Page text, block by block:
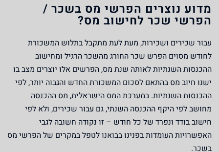
מדוע נוצרים הפרשי מס בשכר /
הפרשי שכר לחישוב מס?
עבור שכירים ושכירות, מעת לעת מתקבל בתלוש המשכורת
לחודש מסוים הפרש שכר החורג מהשכר הרגיל ומחישוב
ההכנסות השנתיות לאותה שנת מס, הפרשים אלו יוצרים מצב בו
ישנו חיוב מס בהתאם לסכום המשכורת החדש והגבוה יותר, לפי
ההכנסות השנתיות. במערכת המס הישראלית, מס ההכנסה
מחושב לפי היקף ההכנסה השנתי, גם עבור שכירים, ולא לפי
חישוב בודד ונפרד של כל חודש – זו נקודה חשובה לגבי
האפשרויות העומדות בפנינו בבואנו לטפל במקרים של הפרשי מס
בשכר.